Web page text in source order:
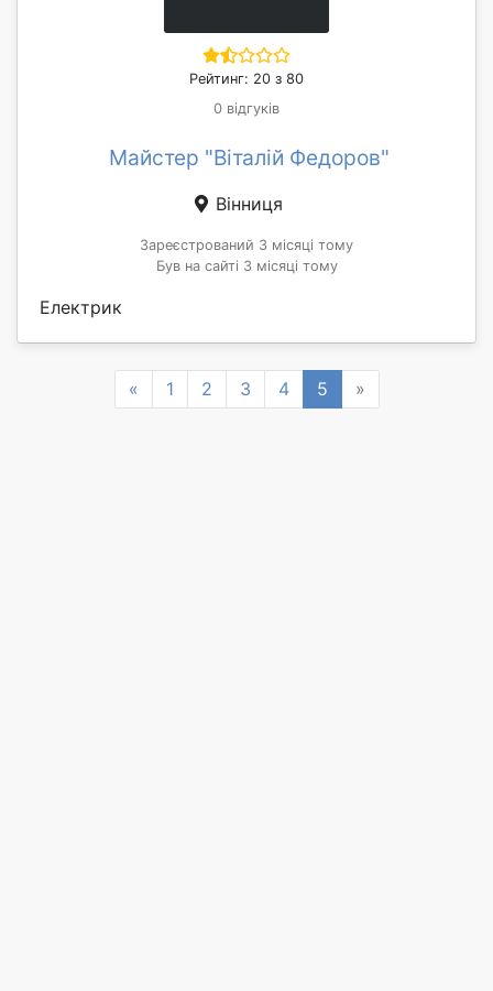
Рейтинг: 20 з 80
0 відгуків
Майстер "Віталій Федоров"
Вінниця
Зареєстрований 3 місяці тому
Був на сайті 3 місяці тому
Електрик
«Previous
1 2 3 4 5 »Next